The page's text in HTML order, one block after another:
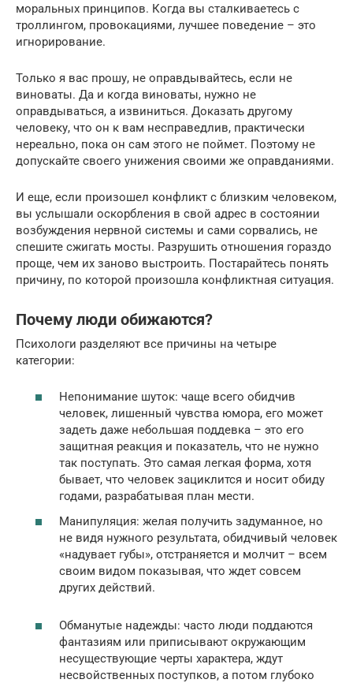
моральных принципов. Когда вы сталкиваетесь с
троллингом, провокациями, лучшее поведение – это
игнорирование.
Только я вас прошу, не оправдывайтесь, если не
виноваты. Да и когда виноваты, нужно не
оправдываться, а извиниться. Доказать другому
человеку, что он к вам несправедлив, практически
нереально, пока он сам этого не поймет. Поэтому не
допускайте своего унижения своими же оправданиями.
И еще, если произошел конфликт с близким человеком,
вы услышали оскорбления в свой адрес в состоянии
возбуждения нервной системы и сами сорвались, не
спешите сжигать мосты. Разрушить отношения гораздо
проще, чем их заново выстроить. Постарайтесь понять
причину, по которой произошла конфликтная ситуация.
Почему люди обижаются?
Психологи разделяют все причины на четыре
категории:
Непонимание шуток: чаще всего обидчив
человек, лишенный чувства юмора, его может
задеть даже небольшая поддевка – это его
защитная реакция и показатель, что не нужно
так поступать. Это самая легкая форма, хотя
бывает, что человек зациклится и носит обиду
годами, разрабатывая план мести.
Манипуляция: желая получить задуманное, но
не видя нужного результата, обидчивый человек
«надувает губы», отстраняется и молчит – всем
своим видом показывая, что ждет совсем
других действий.
Обманутые надежды: часто люди поддаются
фантазиям или приписывают окружающим
несуществующие черты характера, ждут
несвойственных поступков, а потом глубоко